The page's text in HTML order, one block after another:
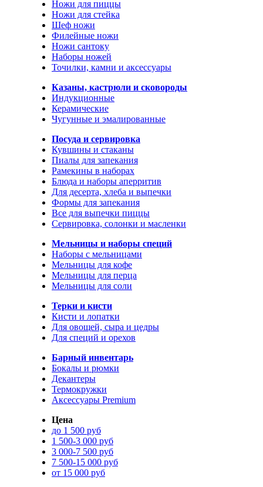
Ножи для пиццы
Ножи для стейка
Шеф ножи
Филейные ножи
Ножи сантоку
Наборы ножей
Точилки, камни и аксессуары
Казаны, кастрюли и сковороды
Индукционные
Керамические
Чугунные и эмалированные
Посуда и сервировка
Кувшины и стаканы
Пиалы для запекания
Рамекины в наборах
Блюда и наборы аперритив
Для десерта, хлеба и выпечки
Формы для запекания
Все для выпечки пиццы
Сервировка, солонки и масленки
Мельницы и наборы специй
Наборы с мельницами
Мельницы для кофе
Мельницы для перца
Мельницы для соли
Терки и кисти
Кисти и лопатки
Для овощей, сыра и цедры
Для специй и орехов
Барный инвентарь
Бокалы и рюмки
Декантеры
Термокружки
Аксессуары Premium
Цена
до 1 500 руб
1 500-3 000 руб
3 000-7 500 руб
7 500-15 000 руб
от 15 000 руб